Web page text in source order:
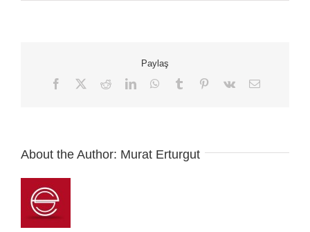
Gitar
Paylaş
Facebook RedditLinkedInWhatsApp
Tumblr Pinterest
Vk
E-
About the Author: Murat Erturgut